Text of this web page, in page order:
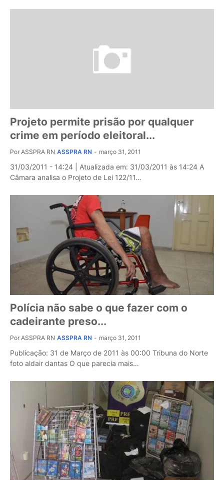
Projeto permite prisão por qualquer
crime em período eleitoral...
Por ASSPRA RN ASSPRA RN - março 31, 2011
31/03/2011 - 14:24 | Atualizada em: 31/03/2011 às 14:24 A
Câmara analisa o Projeto de Lei 122/11…
Polícia não sabe o que fazer com o
cadeirante preso...
Por ASSPRA RN ASSPRA RN - março 31, 2011
Publicação: 31 de Março de 2011 às 00:00 Tribuna do Norte
foto aldair dantas O que parecia mais…